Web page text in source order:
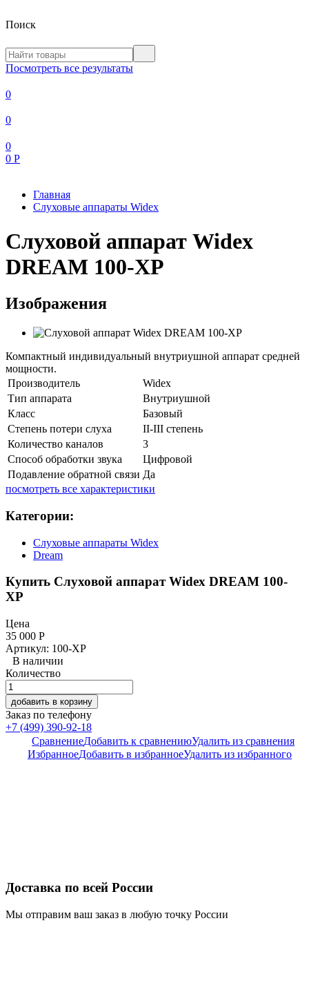
Поиск
Посмотреть все результаты
0
0
0
0 Р
Главная
Слуховые аппараты Widex
Слуховой аппарат Widex
DREAM 100-XP
Изображения
​Компактный индивидуальный внутриушной аппарат средней
мощности.
Производитель
Widex
Тип аппарата
Внутриушной
Класс
Базовый
Степень потери слуха
II-III степень
Количество каналов
3
Способ обработки звука
Цифровой
Подавление обратной связи Да
посмотреть все характеристики
Категории:
Слуховые аппараты Widex
Dream
Купить Слуховой аппарат Widex DREAM 100-
XP
Цена
35 000 Р
Артикул: 100-XP
В наличии
Количество
добавить в корзину
Заказ по телефону
+7 (499) 390-92-18
СравнениеДобавить к сравнениюУдалить из сравнения
ИзбранноеДобавить в избранноеУдалить из избранного
Доставка по всей России
Мы отправим ваш заказ в любую точку России